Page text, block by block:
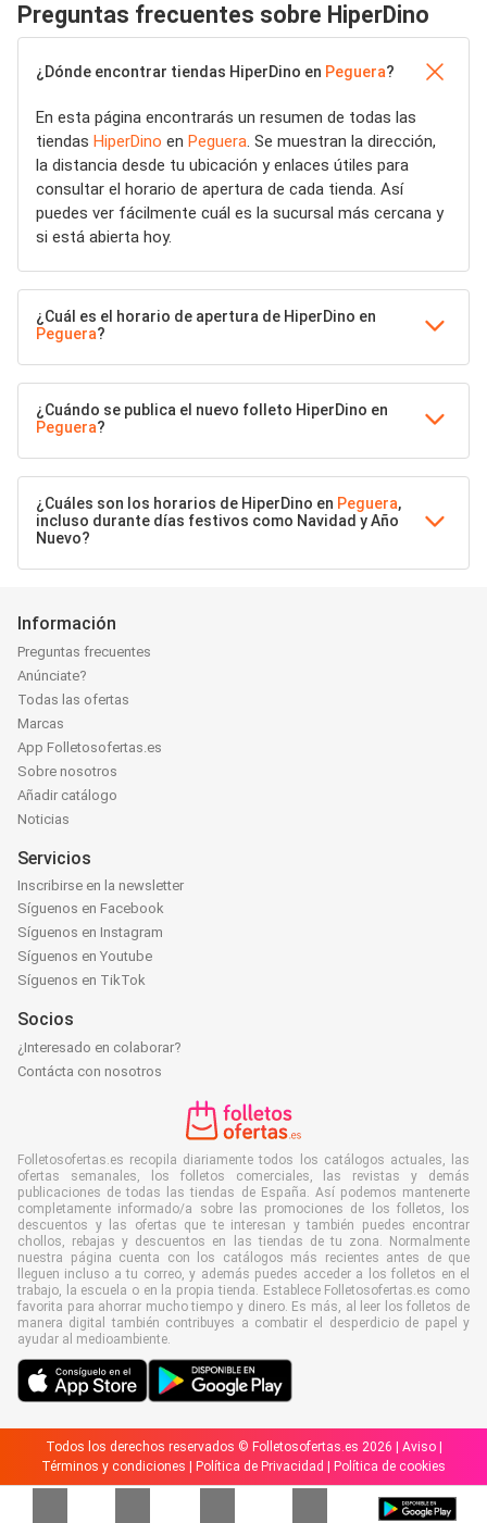
Preguntas frecuentes sobre HiperDino
¿Dónde encontrar tiendas HiperDino en Peguera?
En esta página encontrarás un resumen de todas las
tiendas HiperDino en Peguera. Se muestran la dirección,
la distancia desde tu ubicación y enlaces útiles para
consultar el horario de apertura de cada tienda. Así
puedes ver fácilmente cuál es la sucursal más cercana y
si está abierta hoy.
¿Cuál es el horario de apertura de HiperDino en
Peguera?
¿Cuándo se publica el nuevo folleto HiperDino en
Peguera?
¿Cuáles son los horarios de HiperDino en Peguera,
incluso durante días festivos como Navidad y Año
Nuevo?
Información
Preguntas frecuentes
Anúnciate?
Todas las ofertas
Marcas
App Folletosofertas.es
Sobre nosotros
Añadir catálogo
Noticias
Servicios
Inscribirse en la newsletter
Síguenos en Facebook
Síguenos en Instagram
Síguenos en Youtube
Síguenos en TikTok
Socios
¿Interesado en colaborar?
Contácta con nosotros
Folletosofertas.es recopila diariamente todos los catálogos actuales, las
ofertas semanales, los folletos comerciales, las revistas y demás
publicaciones de todas las tiendas de España. Así podemos mantenerte
completamente informado/a sobre las promociones de los folletos, los
descuentos y las ofertas que te interesan y también puedes encontrar
chollos, rebajas y descuentos en las tiendas de tu zona. Normalmente
nuestra página cuenta con los catálogos más recientes antes de que
lleguen incluso a tu correo, y además puedes acceder a los folletos en el
trabajo, la escuela o en la propia tienda. Establece Folletosofertas.es como
favorita para ahorrar mucho tiempo y dinero. Es más, al leer los folletos de
manera digital también contribuyes a combatir el desperdicio de papel y
ayudar al medioambiente.
Todos los derechos reservados © Folletosofertas.es 2026 | Aviso|
Términos y condiciones
Política de Privacidad Política de cookies